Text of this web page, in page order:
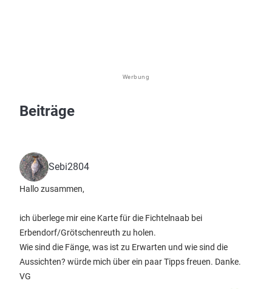
Werbung
Beiträge
Sebi2804
Hallo zusammen,
ich überlege mir eine Karte für die Fichtelnaab bei
Erbendorf/Grötschenreuth zu holen.
Wie sind die Fänge, was ist zu Erwarten und wie sind die
Aussichten? würde mich über ein paar Tipps freuen. Danke.
VG